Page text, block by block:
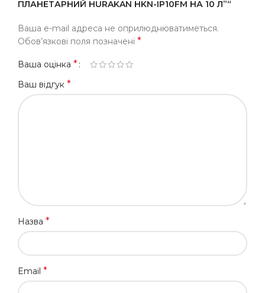
ПЛАНЕТАРНИЙ HURAKAN HKN-IP10FM НА 10 Л”“
Ваша e-mail адреса не оприлюднюватиметься.
Обов’язкові поля позначені *
Ваша оцінка *
Ваш відгук *
Назва *
Email *